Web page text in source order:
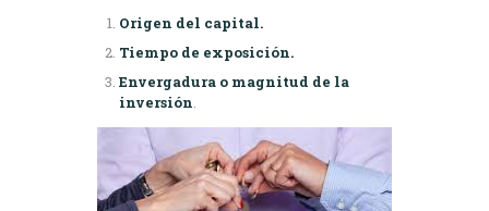
Origen del capital.
Tiempo de exposición.
Envergadura o magnitud de la
inversión.